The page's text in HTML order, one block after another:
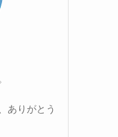
ありがとう